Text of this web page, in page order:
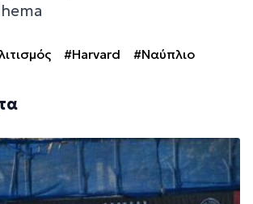
#Harvard #Ναύπλιο